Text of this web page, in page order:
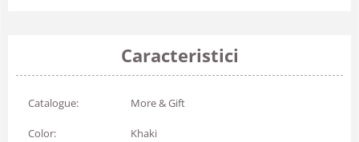
Caracteristici
Catalogue: More & Gift
Color: Khaki